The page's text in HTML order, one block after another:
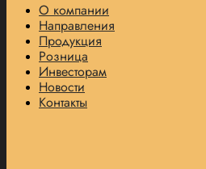
О компании
Направления
Продукция
Розница
Инвесторам
Новости
Контакты